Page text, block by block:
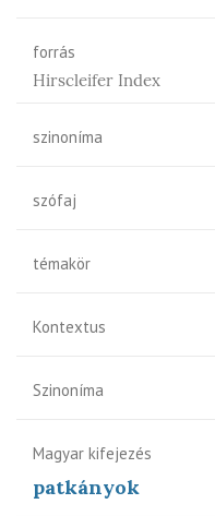
forrás
Hirscleifer Index
szinoníma
szófaj
témakör
Kontextus
Szinoníma
Magyar kifejezés
patkányok